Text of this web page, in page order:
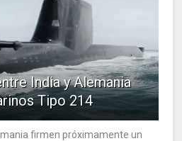
India y Alemania
Tipo 214
firmen próximamente un